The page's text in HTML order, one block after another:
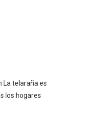
La telaraña es
los hogares